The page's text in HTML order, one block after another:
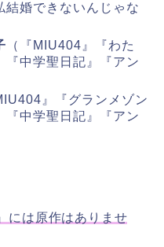
結婚できないんじゃな
（『MIU404』『わた
『中学聖日記』『アン
』『グランメゾン
『中学聖日記』『アン
には原作はありませ